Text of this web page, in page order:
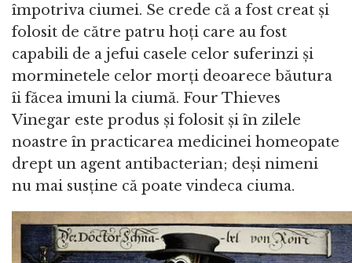
împotriva ciumei. Se crede că a fost creat și
folosit de către patru hoți care au fost
capabili de a jefui casele celor suferinzi și
morminetele celor morți deoarece băutura
îi făcea imuni la ciumă. Four Thieves
Vinegar este produs și folosit și în zilele
noastre în practicarea medicinei homeopate
drept un agent antibacterian; deși nimeni
nu mai susține că poate vindeca ciuma.